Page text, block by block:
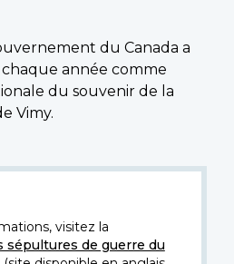
du Canada a
année comme
du souvenir de la
Vimy.
visitez la
sépultures de guerre du